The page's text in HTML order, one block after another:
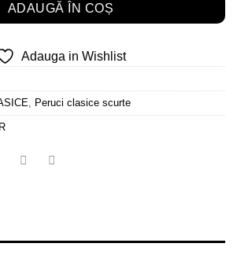
ADAUGĂ ÎN COȘ
Adauga in Wishlist
Peruci clasice scurte